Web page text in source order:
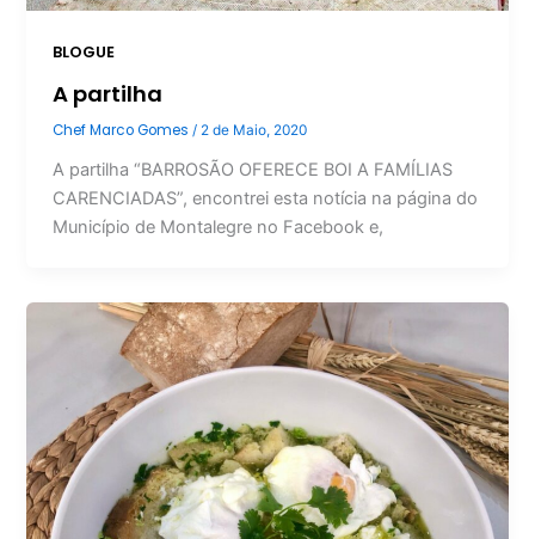
BLOGUE
A partilha
Chef Marco Gomes/ 2 de Maio, 2020
A partilha “BARROSÃO OFERECE BOI A FAMÍLIAS
CARENCIADAS”, encontrei esta notícia na página do
Município de Montalegre no Facebook e,